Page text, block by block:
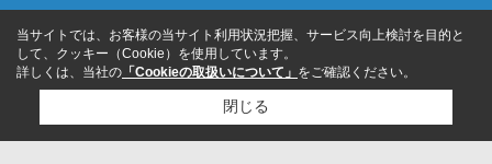
当サイトでは、お客様の当サイト利用状況把握、サービス向上検討を目的と
して、クッキー（Cookie）を使用しています。
詳しくは、当社の 「Cookieの取扱いについて」 をご確認ください。
閉じる